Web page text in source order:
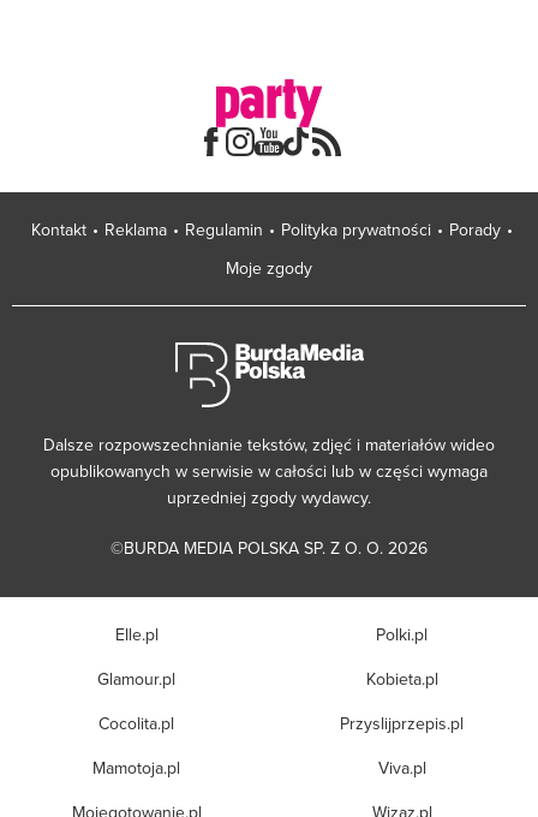
Kontakt Reklama Regulamin Polityka prywatności
Porady
Moje zgody
Dalsze rozpowszechnianie tekstów, zdjęć i materiałów wideo
opublikowanych w serwisie w całości lub w części wymaga
uprzedniej zgody wydawcy.
©BURDA MEDIA POLSKA SP. Z O. O. 2026
Elle.pl
Glamour.pl
Cocolita.pl
Mamotoja.pl
Polki.pl
Kobieta.pl
Przyslijprzepis.pl
Viva.pl